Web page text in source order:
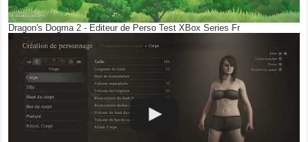
Dragon's Dogma 2 - Editeur de Perso Test XBox Series Fr